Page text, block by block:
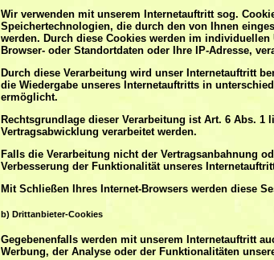
Wir verwenden mit unserem Internetauftritt sog.
Speichertechnologien, die durch den von Ihnen
werden. Durch diese Cookies werden im
Browser- oder Standortdaten oder Ihre IP-Adresse,
Durch diese Verarbeitung wird unser Internetauftritt
die Wiedergabe unseres Internetauftritts in
ermöglicht.
Rechtsgrundlage dieser Verarbeitung ist Art. 6 Abs. 1
Vertragsabwicklung verarbeitet werden.
Falls die Verarbeitung nicht der Vertragsanbahnung
Verbesserung der Funktionalität unseres
Mit Schließen Ihres Internet-Browsers werden diese
b) Drittanbieter-Cookies
Gegebenenfalls werden mit unserem Internetauftritt
Werbung, der Analyse oder der Funktionalitäten